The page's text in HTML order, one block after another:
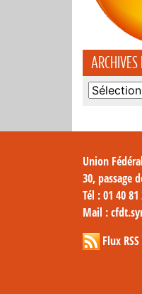
Archives
Union
30, passage
Tél : 01 40 81
Mail :
Flux RSS